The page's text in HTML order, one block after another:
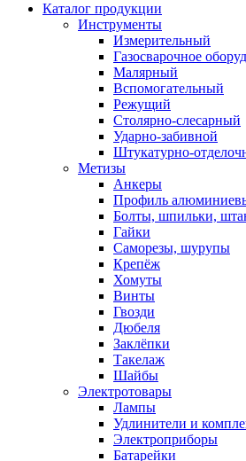
Каталог продукции
Инструменты
Измерительный
Газосварочное
Малярный
Вспомогательный
Режущий
Столярно-слесарный
Ударно-забивной
Штукатурно-
Метизы
Анкеры
Профиль
Болты, шпильки,
Гайки
Саморезы, шурупы
Крепёж
Хомуты
Винты
Гвозди
Дюбеля
Заклёпки
Такелаж
Шайбы
Электротовары
Лампы
Удлинители и
Электроприборы
Батарейки